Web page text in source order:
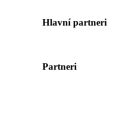
Hlavní partneri
Partneri